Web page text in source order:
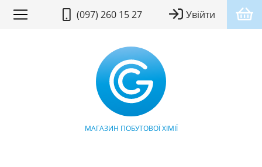
(097) 260 15 27 Увійти
МАГАЗИН ПОБУТОВОЇ ХІМІЇ